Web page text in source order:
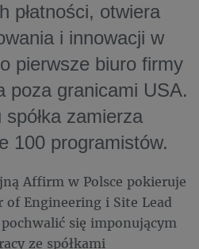
płatności, otwiera
i innowacji w
pierwsze biuro firmy
poza granicami USA.
zamierza
100 programistów.
Affirm w Polsce pokieruje
of Engineering i Site Lead
się imponującym
ze spółkami